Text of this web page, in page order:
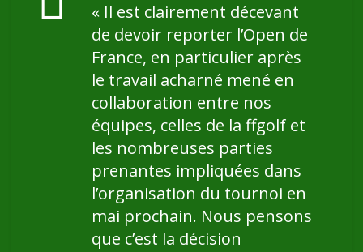
« Il est clairement décevant
de devoir reporter l’Open de
France, en particulier après
le travail acharné mené en
collaboration entre nos
équipes, celles de la ffgolf et
les nombreuses parties
prenantes impliquées dans
l’organisation du tournoi en
mai prochain. Nous pensons
que c’est la décision